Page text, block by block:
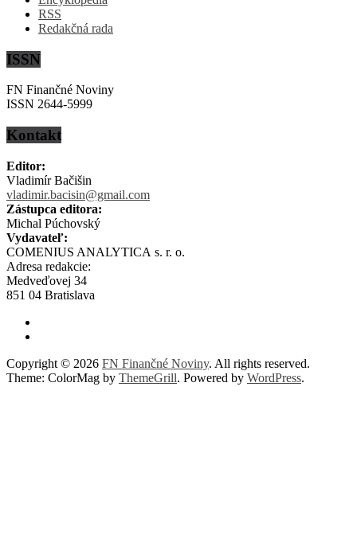
RSS
Redakčná rada
ISSN
FN Finančné Noviny
ISSN 2644-5999
Kontakt
Editor:
Vladimír Bačišin
vladimir.bacisin@gmail.com
Zástupca editora:
Michal Púchovský
Vydavateľ:
COMENIUS ANALYTICA s. r. o.
Adresa redakcie:
Medveďovej 34
851 04 Bratislava
Copyright © 2026 FN Finančné Noviny. All rights reserved.
Theme: ColorMag by ThemeGrill. Powered by WordPress.